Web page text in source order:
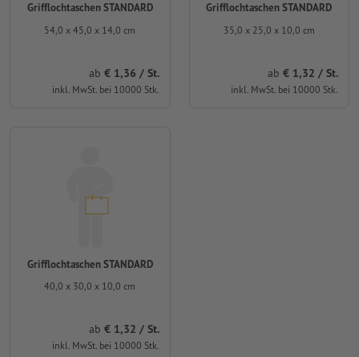
Grifflochtaschen STANDARD
54,0 x 45,0 x 14,0 cm
ab € 1,36 / St.
inkl. MwSt. bei 10000 Stk.
Grifflochtaschen STANDARD
35,0 x 25,0 x 10,0 cm
ab € 1,32 / St.
inkl. MwSt. bei 10000 Stk.
Grifflochtaschen STANDARD
40,0 x 30,0 x 10,0 cm
ab € 1,32 / St.
inkl. MwSt. bei 10000 Stk.